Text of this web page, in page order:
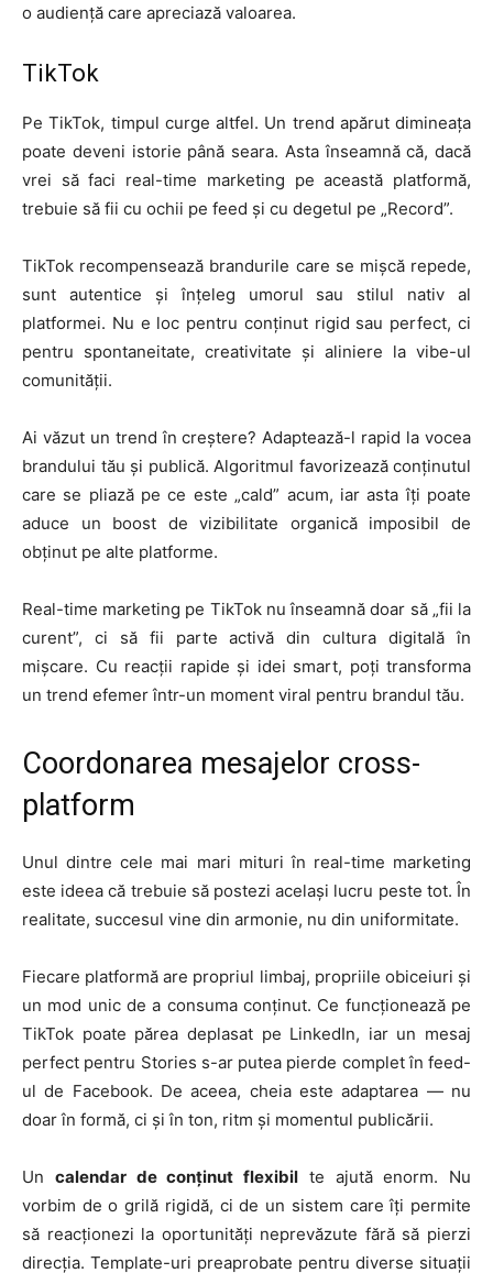
o audiență care apreciază valoarea.
TikTok
Pe TikTok, timpul curge altfel. Un trend apărut dimineața
poate deveni istorie până seara. Asta înseamnă că, dacă
vrei să faci real-time marketing pe această platformă,
trebuie să fii cu ochii pe feed și cu degetul pe „Record”.
TikTok recompensează brandurile care se mișcă repede,
sunt autentice și înțeleg umorul sau stilul nativ al
platformei. Nu e loc pentru conținut rigid sau perfect, ci
pentru spontaneitate, creativitate și aliniere la vibe-ul
comunității.
Ai văzut un trend în creștere? Adaptează-l rapid la vocea
brandului tău și publică. Algoritmul favorizează conținutul
care se pliază pe ce este „cald” acum, iar asta îți poate
aduce un boost de vizibilitate organică imposibil de
obținut pe alte platforme.
Real-time marketing pe TikTok nu înseamnă doar să „fii la
curent”, ci să fii parte activă din cultura digitală în
mișcare. Cu reacții rapide și idei smart, poți transforma
un trend efemer într-un moment viral pentru brandul tău.
Coordonarea mesajelor cross-
platform
Unul dintre cele mai mari mituri în real-time marketing
este ideea că trebuie să postezi același lucru peste tot. În
realitate, succesul vine din armonie, nu din uniformitate.
Fiecare platformă are propriul limbaj, propriile obiceiuri și
un mod unic de a consuma conținut. Ce funcționează pe
TikTok poate părea deplasat pe LinkedIn, iar un mesaj
perfect pentru Stories s-ar putea pierde complet în feed-
ul de Facebook. De aceea, cheia este adaptarea — nu
doar în formă, ci și în ton, ritm și momentul publicării.
Un calendar de conținut flexibil te ajută enorm. Nu
vorbim de o grilă rigidă, ci de un sistem care îți permite
să reacționezi la oportunități neprevăzute fără să pierzi
direcția. Template-uri preaprobate pentru diverse situații